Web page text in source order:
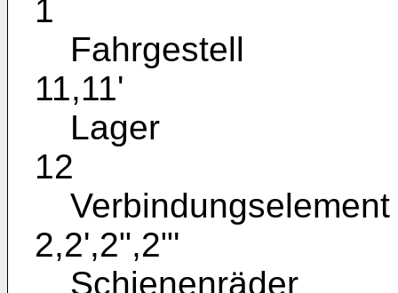
1
Fahrgestell
11,11'
Lager
12
Verbindungselement
2,2',2",2"'
Schienenräder